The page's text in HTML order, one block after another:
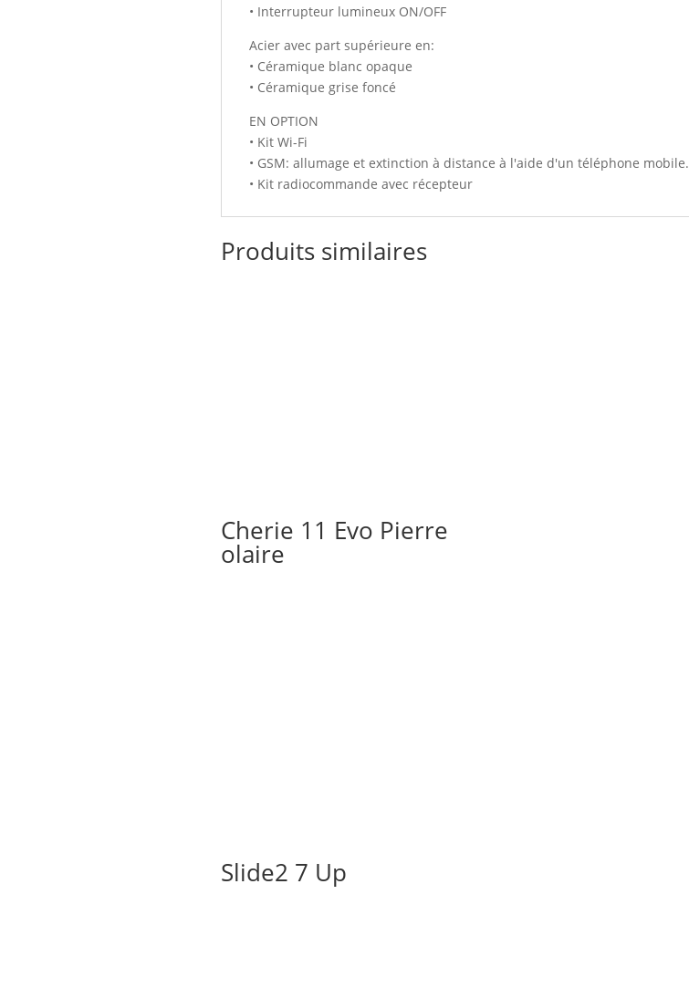
• Interrupteur lumineux ON/OFF
Acier avec part supérieure en:
• Céramique blanc opaque
• Céramique grise foncé
EN OPTION
• Kit Wi-Fi
• GSM: allumage et extinction à distance à l'aide d'un téléphone mobile.
• Kit radiocommande avec récepteur
Produits similaires
Cherie 11 Evo Pierre
olaire
Slide2 7 Up